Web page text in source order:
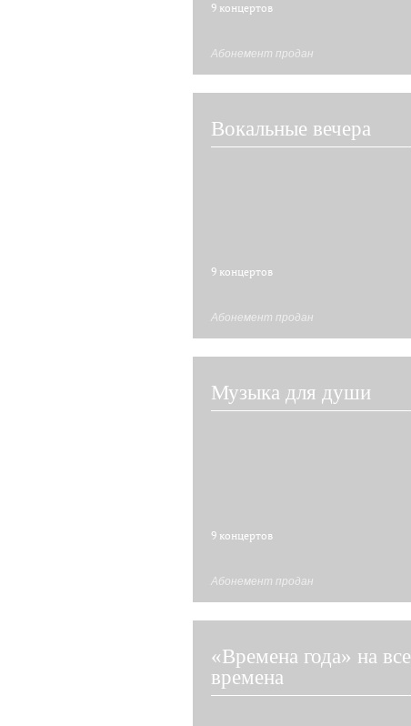
9 концертов
Абонемент продан
Вокальные вечера
9 концертов
Абонемент продан
Музыка для души
9 концертов
Абонемент продан
«Времена года» на все
времена